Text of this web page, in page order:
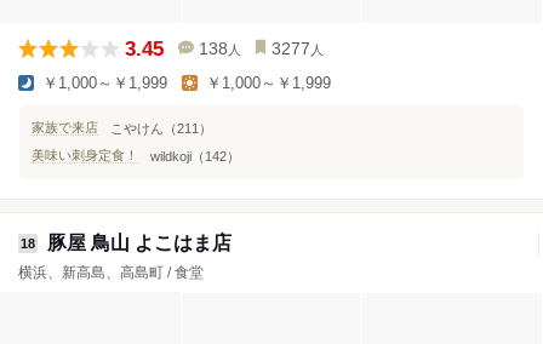
3.45 138 人 3277 人
￥1,000～￥1,999 ￥1,000～￥1,999
家族で来店
こやけん（211）
美味い刺身定食！
wildkoji（142）
18 豚屋 鳥山 よこはま店
横浜、新高島、高島町 / 食堂